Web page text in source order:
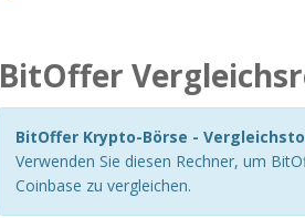
BitOffer
BitOffer Krypto-Börse -
Verwenden Sie diesen Rechner, um
Coinbase zu vergleichen.